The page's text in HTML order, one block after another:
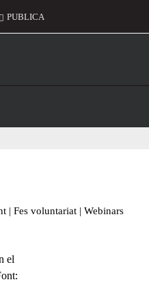
PUBLICA
| Fes voluntariat | Webinars